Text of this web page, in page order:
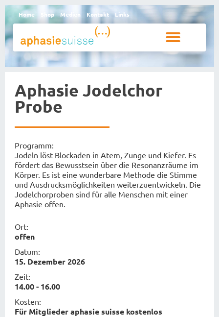
Home Shop Medien Kontakt Links
Aphasie Jodelchor
Probe
Programm:
Jodeln löst Blockaden in Atem, Zunge und Kiefer. Es
fördert das Bewusstsein über die Resonanzräume im
Körper. Es ist eine wunderbare Methode die Stimme
und Ausdrucksmöglichkeiten weiterzuentwickeln. Die
Jodelchorproben sind für alle Menschen mit einer
Aphasie offen.
Ort:
offen
Datum:
15. Dezember 2026
Zeit:
14.00 - 16.00
Kosten:
Für Mitglieder aphasie suisse kostenlos